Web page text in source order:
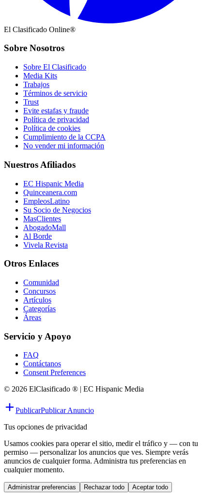
El Clasificado Online®
Sobre Nosotros
Sobre El Clasificado
Media Kits
Trabajos
Términos de servicio
Trust
Evite estafas y fraude
Política de privacidad
Política de cookies
Cumplimiento de la CCPA
No vender mi información
Nuestros Afiliados
EC Hispanic Media
Quinceanera.com
EmpleosLatino
Su Socio de Negocios
MasClientes
AbogadoMall
Al Borde
Vivela Revista
Otros Enlaces
Comunidad
Concursos
Artículos
Categorías
Áreas
Servicio y Apoyo
FAQ
Contáctanos
Consent Preferences
© 2026 ElClasificado ® | EC Hispanic Media
PublicarPublicar Anuncio
Tus opciones de privacidad
Usamos cookies para operar el sitio, medir el tráfico y — con tu
permiso — personalizar los anuncios que ves. Siempre verás
anuncios de cualquier forma. Administra tus preferencias en
cualquier momento.
Administrar preferencias Rechazar todo Aceptar todo